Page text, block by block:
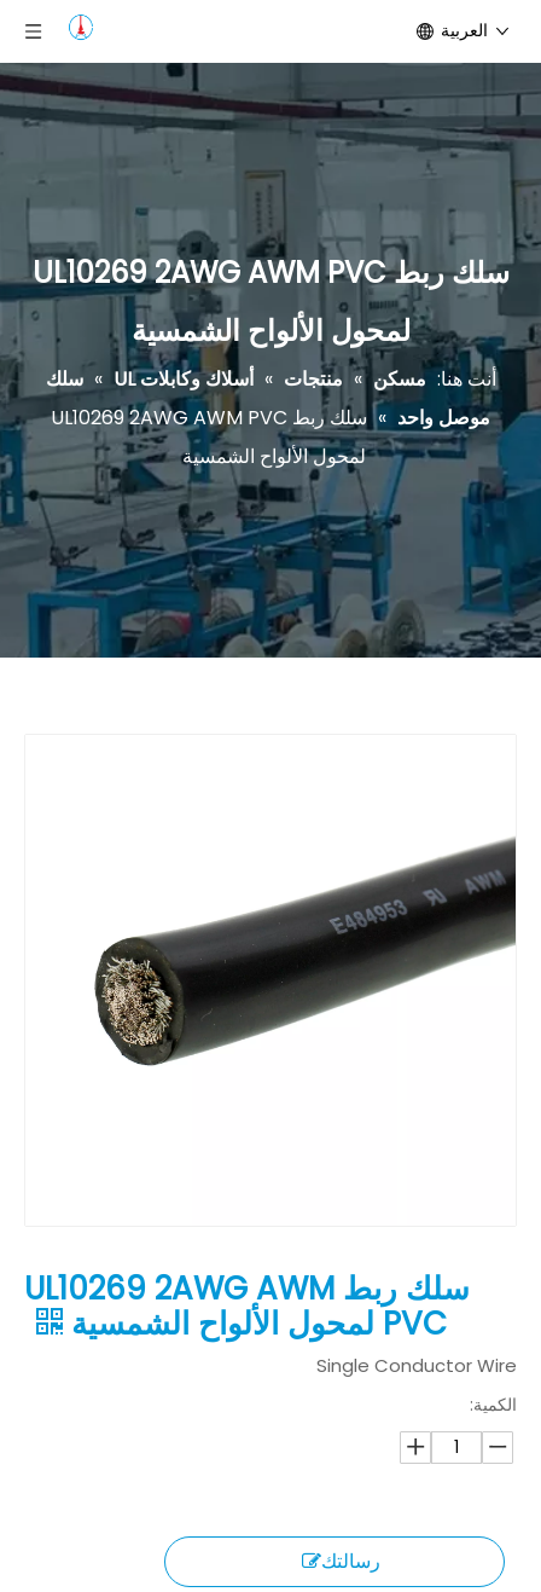
العربية
سلك ربط UL10269 2AWG AWM PVC
لمحول الألواح الشمسية
أنت هنا: مسكن » منتجات » أسلاك وكابلات UL » سلك
موصل واحد »
سلك ربط UL10269 2AWG AWM PVC
لمحول الألواح الشمسية
سلك ربط UL10269 2AWG AWM
PVC لمحول الألواح الشمسية
Single Conductor Wire
الكمية:
رسالتك